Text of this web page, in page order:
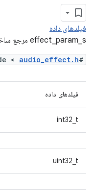
فیلدهای داده
effect_param_s مرجع ساختار
#include <
audio_effect.h
فیلدهای داده
int32_t
uint32_t